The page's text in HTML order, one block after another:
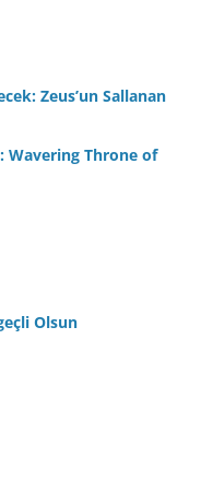
Zeus’un Sallanan
Wavering Throne of
Olsun